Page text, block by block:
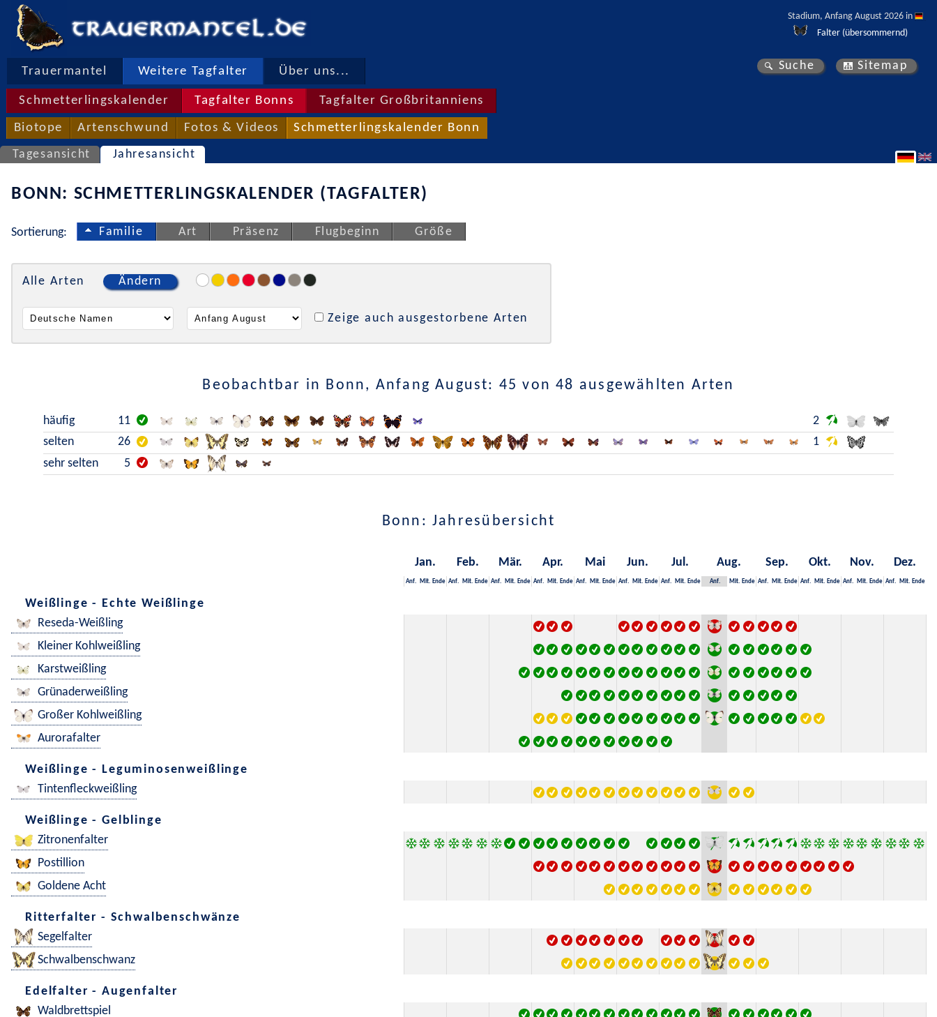
Stadium, Anfang August 2026 in
Falter (übersommernd)
Trauermantel Weitere Tagfalter Über uns...
Schmetterlingskalender Tagfalter Bonns Tagfalter Großbritanniens
Biotope Artenschwund Fotos & Videos Schmetterlingskalender Bonn
Suche Sitemap
Tagesansicht Jahresansicht
BONN: SCHMETTERLINGSKALENDER (TAGFALTER)
Sortierung: Familie Art Präsenz Flugbeginn Größe
Alle Arten Ändern
Zeige auch ausgestorbene Arten
Beobachtbar in Bonn, Anfang August: 45 von 48 ausgewählten Arten
häufig 11
2
selten
26
1
sehr selten
5
Bonn: Jahresübersicht
Jan. Feb. Mär. Apr. Mai Jun. Jul. Aug. Sep. Okt. Nov. Dez.
Anf. Mit. Ende Anf. Mit. Ende Anf. Mit. Ende Anf. Mit. Ende Anf. Mit. Ende Anf. Mit. Ende Anf. Mit. Ende Anf. Mit. Ende Anf. Mit. Ende Anf. Mit. Ende Anf. Mit. Ende Anf. Mit. Ende
Weißlinge - Echte Weißlinge
Reseda-Weißling
Kleiner Kohlweißling
Karstweißling
Grünaderweißling
Großer Kohlweißling
Aurorafalter
Weißlinge - Leguminosenweißlinge
Tintenfleckweißling
Weißlinge - Gelblinge
Zitronenfalter
Postillion
Goldene Acht
Ritterfalter - Schwalbenschwänze
Segelfalter
Schwalbenschwanz
Edelfalter - Augenfalter
Waldbrettspiel